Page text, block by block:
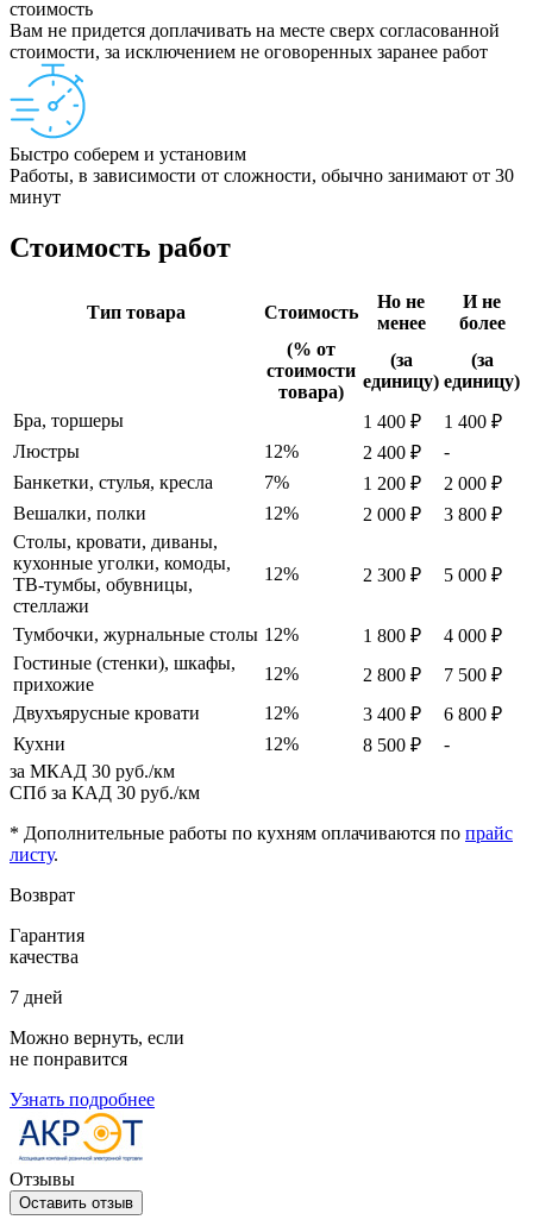
стоимость
Вам не придется доплачивать на месте сверх согласованной
стоимости, за исключением не оговоренных заранее работ
Быстро соберем и установим
Работы, в зависимости от сложности, обычно занимают от 30
минут
Стоимость работ
Тип товара Стоимость
Но не
менее
И не
более
(% от
стоимости
товара)
(за
единицу)
(за
единицу)
Бра, торшеры
1 400 ₽
1 400 ₽
Люстры
12% 2 400 ₽
-
Банкетки, стулья, кресла
7% 1 200 ₽
2 000 ₽
Вешалки, полки
12% 2 000 ₽
3 800 ₽
Столы, кровати, диваны,
кухонные уголки, комоды,
ТВ-тумбы, обувницы,
стеллажи
12% 2 300 ₽ 5 000 ₽
Тумбочки, журнальные столы 12% 1 800 ₽
4 000 ₽
Гостиные (стенки), шкафы,
прихожие
12% 2 800 ₽
7 500 ₽
Двухъярусные кровати
12% 3 400 ₽
6 800 ₽
Кухни
12% 8 500 ₽
-
за МКАД 30 руб./км
СПб за КАД 30 руб./км
* Дополнительные работы по кухням оплачиваются по прайс
листу.
Возврат
Гарантия
качества
7 дней
Можно вернуть, если
не понравится
Узнать подробнее
Отзывы
Оставить отзыв